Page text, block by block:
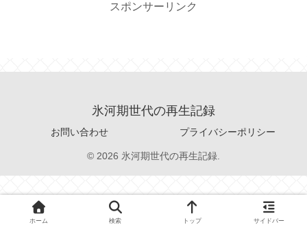
スポンサーリンク
氷河期世代の再生記録
お問い合わせ プライバシーポリシー
© 2026 氷河期世代の再生記録.
ホーム 検索 トップ サイドバー